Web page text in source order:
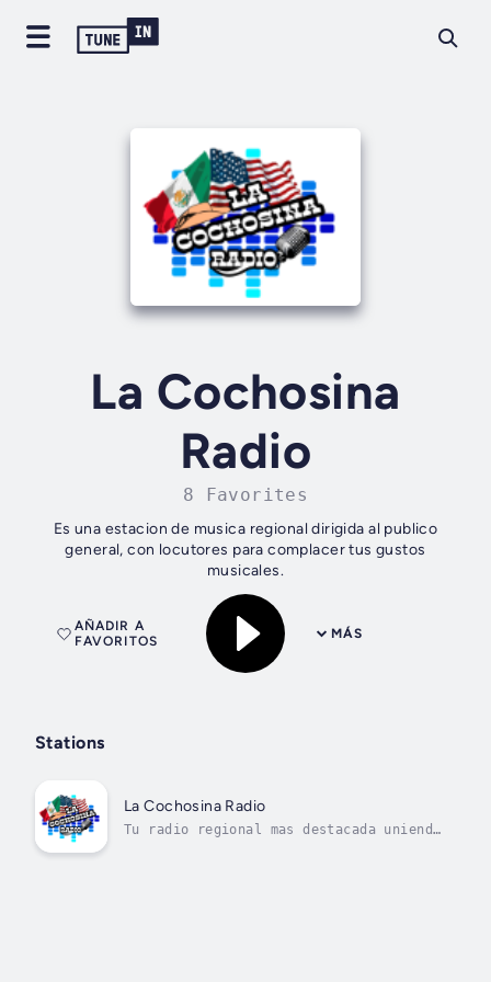
La Cochosina
Radio
8 Favorites
Es una estacion de musica regional dirigida al publico
general, con locutores para complacer tus gustos
musicales.
MÁS
AÑADIR A
FAVORITOS
Stations
La Cochosina Radio
Tu radio regional mas destacada uniendo